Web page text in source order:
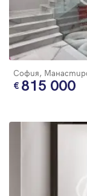
София,
815 000